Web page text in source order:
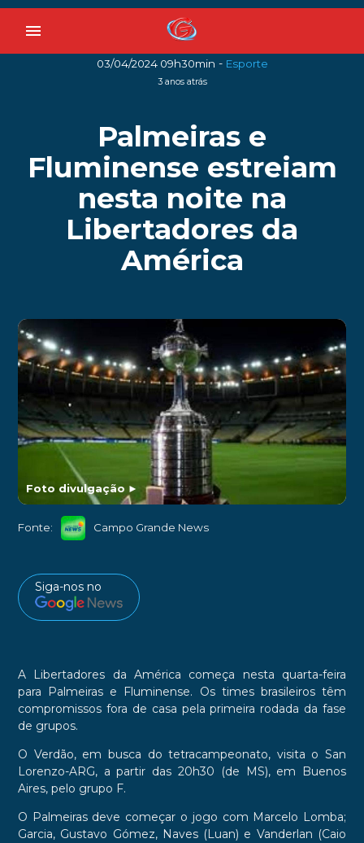
menu
03/04/2024 09h30min - Esporte
3 anos atrás
Palmeiras e
Fluminense estreiam
nesta noite na
Libertadores da
América
Foto divulgação ►
Fonte: Campo Grande News
Siga-nos no
A Libertadores da América começa nesta quarta-feira
para Palmeiras e Fluminense. Os times brasileiros têm
compromissos fora de casa pela primeira rodada da fase
de grupos.
O Verdão, em busca do tetracampeonato, visita o San
Lorenzo-ARG, a partir das 20h30 (de MS), em Buenos
Aires, pelo grupo F.
O Palmeiras deve começar o jogo com Marcelo Lomba;
Garcia, Gustavo Gómez, Naves (Luan) e Vanderlan (Caio